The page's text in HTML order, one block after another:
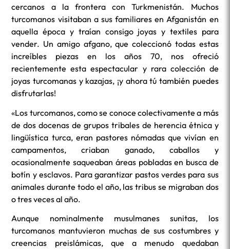
cercanos a la frontera con Turkmenistán. Muchos
turcomanos visitaban a sus familiares en Afganistán en
aquella época y traían consigo joyas y textiles para
vender. Un amigo afgano, que coleccionó todas estas
increíbles piezas en los años 70, nos ofreció
recientemente esta espectacular y rara colección de
joyas turcomanas y kazajas, ¡y ahora tú también puedes
disfrutarlas!
«Los turcomanos, como se conoce colectivamente a más
de dos docenas de grupos tribales de herencia étnica y
lingüística turca, eran pastores nómadas que vivían en
campamentos, criaban ganado, caballos y
ocasionalmente saqueaban áreas pobladas en busca de
botín y esclavos. Para garantizar pastos verdes para sus
animales durante todo el año, las tribus se migraban dos
o tres veces al año.
Aunque nominalmente musulmanes sunitas, los
turcomanos mantuvieron muchas de sus costumbres y
creencias preislámicas, que a menudo quedaban